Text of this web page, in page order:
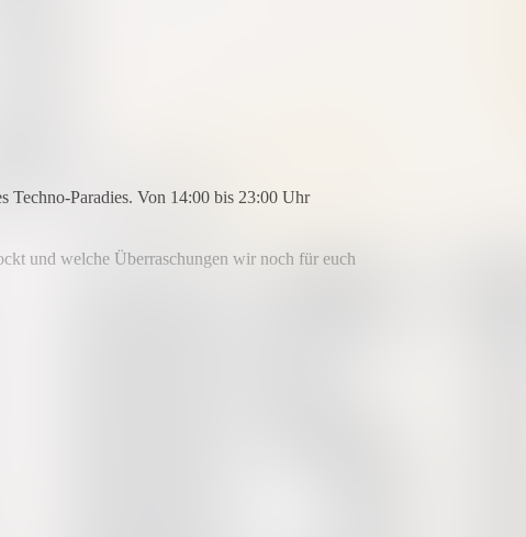
Techno-Paradies. Von 14:00 bis 23:00 Uhr
und welche Überraschungen wir noch für euch